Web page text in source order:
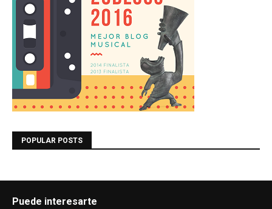
POPULAR POSTS
Puede interesarte